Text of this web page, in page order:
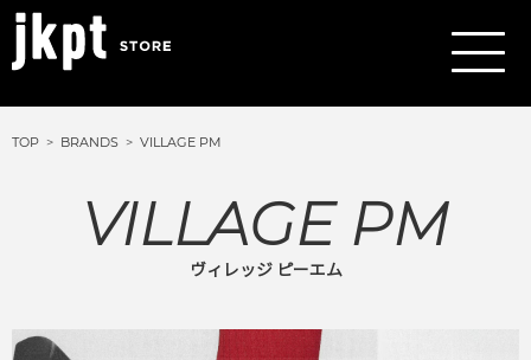
TOP BRANDS VILLAGE PM
VILLAGE PM
ヴィレッジ ピーエム